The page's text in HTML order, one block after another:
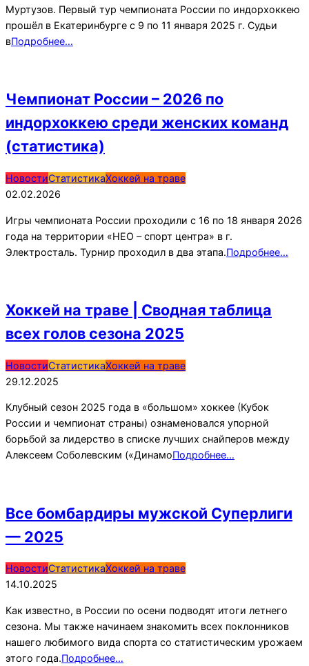
Муртузов. Первый тур чемпионата России по индорхоккею
прошёл в Екатеринбурге с 9 по 11 января 2025 г. Судьи
вПодробнее…
Чемпионат России – 2026 по
индорхоккею среди женских команд
(статистика)
2026-
02-
НовостиСтатистикаХоккей на траве
02.02.2026
Игры чемпионата России проходили с 16 по 18 января 2026
года на территории «НЕО – спорт центра» в г.
Электросталь. Турнир проходил в два этапа.Подробнее…
Хоккей на траве | Cводная таблица
всех голов сезона 2025
2025-
12-
НовостиСтатистикаХоккей на траве
29.12.2025
Клубный сезон 2025 года в «большом» хоккее (Кубок
России и чемпионат страны) ознаменовался упорной
борьбой за лидерство в списке лучших снайперов между
Алексеем Соболевским («ДинамоПодробнее…
Все бомбардиры мужской Суперлиги
— 2025
2025-
10-
НовостиСтатистикаХоккей на траве
14.10.2025
Как известно, в России по осени подводят итоги летнего
сезона. Мы также начинаем знакомить всех поклонников
нашего любимого вида спорта со статистическим урожаем
этого года.Подробнее…